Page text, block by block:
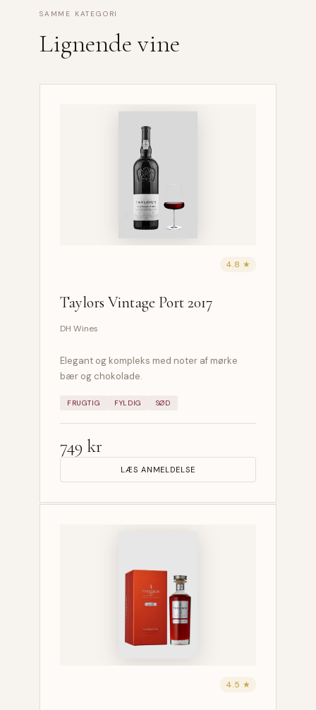
SAMME KATEGORI
Lignende vine
4.8 ★
Taylors Vintage Port 2017
DH Wines
Elegant og kompleks med noter af mørke
bær og chokolade.
FRUGTIG FYLDIG SØD
749 kr
LÆS ANMELDELSE
4.5 ★